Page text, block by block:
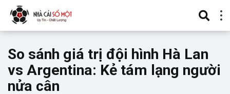
So sánh giá trị đội hình Hà Lan
vs Argentina: Kẻ tám lạng người
nửa cân